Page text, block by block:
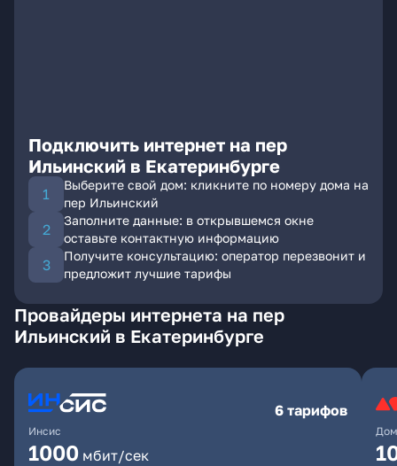
Подключить интернет на пер
Ильинский в Екатеринбурге
Выберите свой дом: кликните по номеру дома на
пер Ильинский
Заполните данные: в открывшемся окне
оставьте контактную информацию
Получите консультацию: оператор перезвонит и
предложит лучшие тарифы
Провайдеры интернета на пер
Ильинский в Екатеринбурге
Инсис
6 тарифов
1000 мбит/сек